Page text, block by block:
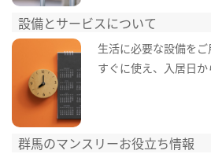
設備とサービスについて
生活に必要な設備を
すぐに使え、入居日か
群馬のマンスリーお役立ち情報